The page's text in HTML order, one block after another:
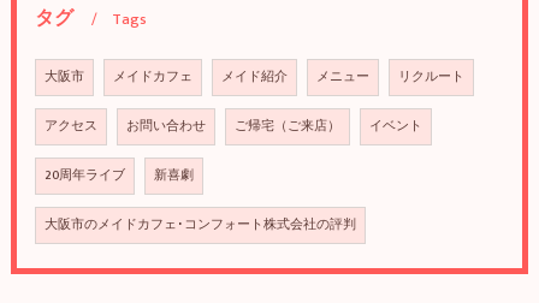
タグ Tags
大阪市 メイドカフェ メイド紹介 メニュー リクルート
アクセス お問い合わせ ご帰宅（ご来店） イベント
20周年ライブ 新喜劇
大阪市のメイドカフェ･コンフォート株式会社の評判